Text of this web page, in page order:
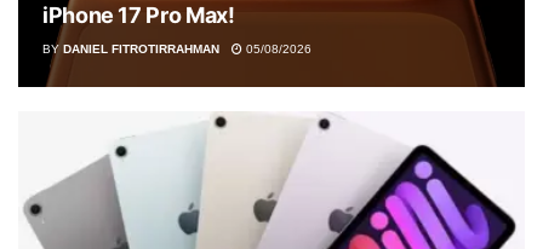
iPhone 17 Pro Max!
BY DANIEL FITROTIRRAHMAN 05/08/2026